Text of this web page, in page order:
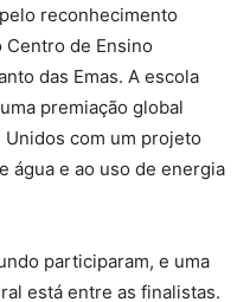
reconhecimento
de Ensino
das Emas. A escola
premiação global
Unidos com um projeto
água e ao uso de energia
participaram, e uma
está entre as finalistas.